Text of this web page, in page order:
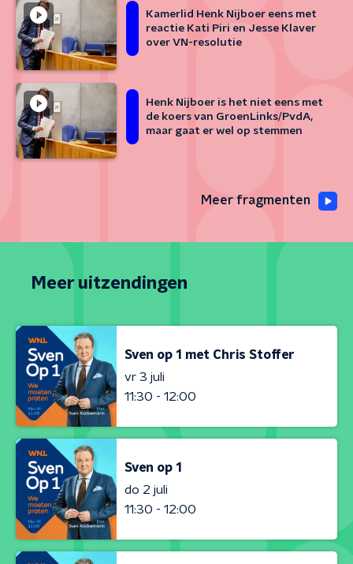
Kamerlid Henk Nijboer eens met
reactie Kati Piri en Jesse Klaver
over VN-resolutie
Henk Nijboer is het niet eens met
de koers van GroenLinks/PvdA,
maar gaat er wel op stemmen
Meer fragmenten
Meer uitzendingen
Sven op 1 met Chris Stoffer
vr 3 juli
11:30 - 12:00
Sven op 1
do 2 juli
11:30 - 12:00